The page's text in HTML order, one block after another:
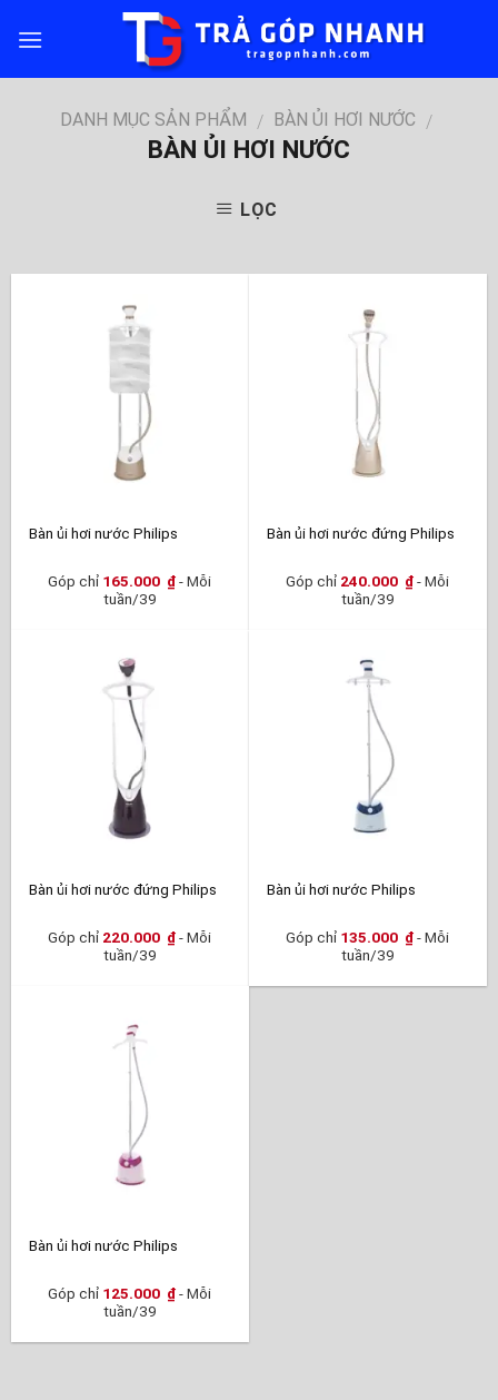
DANH MỤC SẢN PHẨM / BÀN ỦI HƠI NƯỚC /
BÀN ỦI HƠI NƯỚC
LỌC
Bàn ủi hơi nước Philips
Góp chỉ 165.000 ₫ - Mỗi
tuần/39
Bàn ủi hơi nước đứng Philips
Góp chỉ 240.000 ₫ - Mỗi
tuần/39
Bàn ủi hơi nước đứng Philips
Góp chỉ 220.000 ₫ - Mỗi
tuần/39
Bàn ủi hơi nước Philips
Góp chỉ 135.000 ₫ - Mỗi
tuần/39
Bàn ủi hơi nước Philips
Góp chỉ 125.000 ₫ - Mỗi
tuần/39